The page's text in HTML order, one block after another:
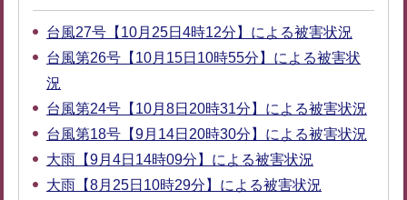
台風27号【10月25日4時12分】による被害状況
台風第26号【10月15日10時55分】による被害状
況
台風第24号【10月8日20時31分】による被害状況
台風第18号【9月14日20時30分】による被害状況
大雨【9月4日14時09分】による被害状況
大雨【8月25日10時29分】による被害状況